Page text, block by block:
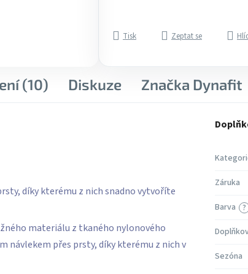
Tisk Zeptat se
(10) Diskuze Značka Dynafit
díky kterému z nich snadno vytvoříte
materiálu z tkaného nylonového
návlekem přes prsty, díky kterému z nich v
Záruka
?
Barva
Sezóna